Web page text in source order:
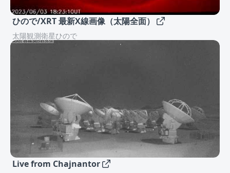
ひので/XRT 最新X線画像（太陽全面）
太陽観測衛星ひので
Live from Chajnantor